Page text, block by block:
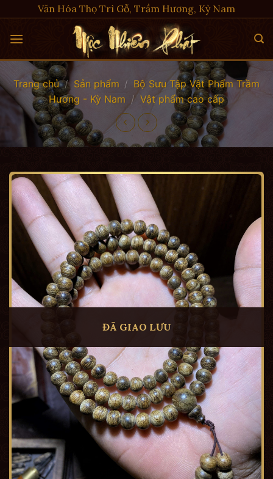
to
content
Văn Hóa Thọ Trì Gỗ, Trầm Hương, Kỳ Nam
Trang chủ / Sản phẩm / Bộ Sưu Tập Vật Phẩm Trầm
Hương - Kỳ Nam / Vật phẩm cao cấp
ĐÃ GIAO LƯU